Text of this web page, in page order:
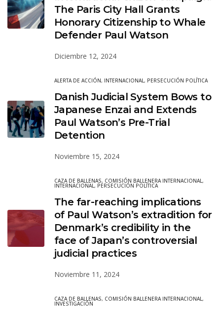
The Paris City Hall Grants
Honorary Citizenship to Whale
Defender Paul Watson
Diciembre 12, 2024
ALERTA DE ACCIÓN, INTERNACIONAL, PERSECUCIÓN POLÍTICA
Danish Judicial System Bows to
Japanese Enzai and Extends
Paul Watson’s Pre-Trial
Detention
Noviembre 15, 2024
CAZA DE BALLENAS, COMISIÓN BALLENERA INTERNACIONAL,
INTERNACIONAL, PERSECUCIÓN POLÍTICA
The far-reaching implications
of Paul Watson’s extradition for
Denmark’s credibility in the
face of Japan’s controversial
judicial practices
Noviembre 11, 2024
CAZA DE BALLENAS, COMISIÓN BALLENERA INTERNACIONAL,
INVESTIGACIÓN